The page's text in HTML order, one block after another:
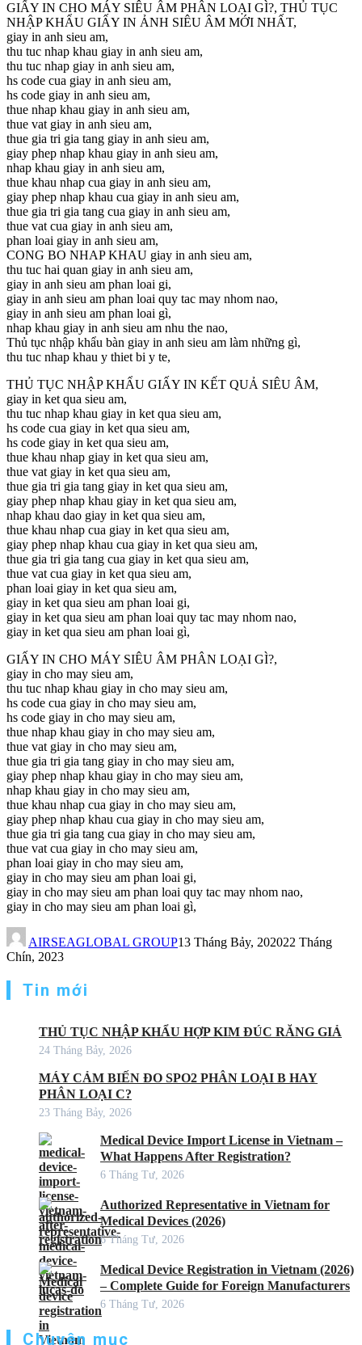
GIẤY IN CHO MÁY SIÊU ÂM PHÂN LOẠI GÌ?, THỦ TỤC
NHẬP KHẨU GIẤY IN ẢNH SIÊU ÂM MỚI NHẤT,
giay in anh sieu am,
thu tuc nhap khau giay in anh sieu am,
thu tuc nhap giay in anh sieu am,
hs code cua giay in anh sieu am,
hs code giay in anh sieu am,
thue nhap khau giay in anh sieu am,
thue vat giay in anh sieu am,
thue gia tri gia tang giay in anh sieu am,
giay phep nhap khau giay in anh sieu am,
nhap khau giay in anh sieu am,
thue khau nhap cua giay in anh sieu am,
giay phep nhap khau cua giay in anh sieu am,
thue gia tri gia tang cua giay in anh sieu am,
thue vat cua giay in anh sieu am,
phan loai giay in anh sieu am,
CONG BO NHAP KHAU giay in anh sieu am,
thu tuc hai quan giay in anh sieu am,
giay in anh sieu am phan loai gi,
giay in anh sieu am phan loai quy tac may nhom nao,
giay in anh sieu am phan loai gì,
nhap khau giay in anh sieu am nhu the nao,
Thủ tục nhập khẩu bàn giay in anh sieu am làm những gì,
thu tuc nhap khau y thiet bi y te,
THỦ TỤC NHẬP KHẨU GIẤY IN KẾT QUẢ SIÊU ÂM,
giay in ket qua sieu am,
thu tuc nhap khau giay in ket qua sieu am,
hs code cua giay in ket qua sieu am,
hs code giay in ket qua sieu am,
thue khau nhap giay in ket qua sieu am,
thue vat giay in ket qua sieu am,
thue gia tri gia tang giay in ket qua sieu am,
giay phep nhap khau giay in ket qua sieu am,
nhap khau dao giay in ket qua sieu am,
thue khau nhap cua giay in ket qua sieu am,
giay phep nhap khau cua giay in ket qua sieu am,
thue gia tri gia tang cua giay in ket qua sieu am,
thue vat cua giay in ket qua sieu am,
phan loai giay in ket qua sieu am,
giay in ket qua sieu am phan loai gi,
giay in ket qua sieu am phan loai quy tac may nhom nao,
giay in ket qua sieu am phan loai gì,
GIẤY IN CHO MÁY SIÊU ÂM PHÂN LOẠI GÌ?,
giay in cho may sieu am,
thu tuc nhap khau giay in cho may sieu am,
hs code cua giay in cho may sieu am,
hs code giay in cho may sieu am,
thue nhap khau giay in cho may sieu am,
thue vat giay in cho may sieu am,
thue gia tri gia tang giay in cho may sieu am,
giay phep nhap khau giay in cho may sieu am,
nhap khau giay in cho may sieu am,
thue khau nhap cua giay in cho may sieu am,
giay phep nhap khau cua giay in cho may sieu am,
thue gia tri gia tang cua giay in cho may sieu am,
thue vat cua giay in cho may sieu am,
phan loai giay in cho may sieu am,
giay in cho may sieu am phan loai gi,
giay in cho may sieu am phan loai quy tac may nhom nao,
giay in cho may sieu am phan loai gì,
AIRSEAGLOBAL GROUP13 Tháng Bảy, 202022 Tháng
Chín, 2023
Tin mới
THỦ TỤC NHẬP KHẨU HỢP KIM ĐÚC RĂNG GIẢ
24 Tháng Bảy, 2026
MÁY CẢM BIẾN ĐO SPO2 PHÂN LOẠI B HAY
PHÂN LOẠI C?
23 Tháng Bảy, 2026
Medical Device Import License in Vietnam –
What Happens After Registration?
6 Tháng Tư, 2026
Authorized Representative in Vietnam for
Medical Devices (2026)
6 Tháng Tư, 2026
Medical Device Registration in Vietnam (2026)
– Complete Guide for Foreign Manufacturers
6 Tháng Tư, 2026
Chuyên mục